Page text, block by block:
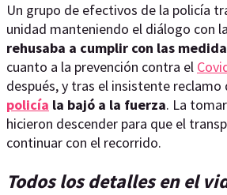
Un grupo de efectivos de la policía
unidad manteniendo el diálogo con la
rehusaba a cumplir con las
cuanto a la prevención contra el
después, y tras el insistente reclamo
policía la bajó a la fuerza. La
hicieron descender para que el
continuar con el recorrido.
Todos los detalles en el